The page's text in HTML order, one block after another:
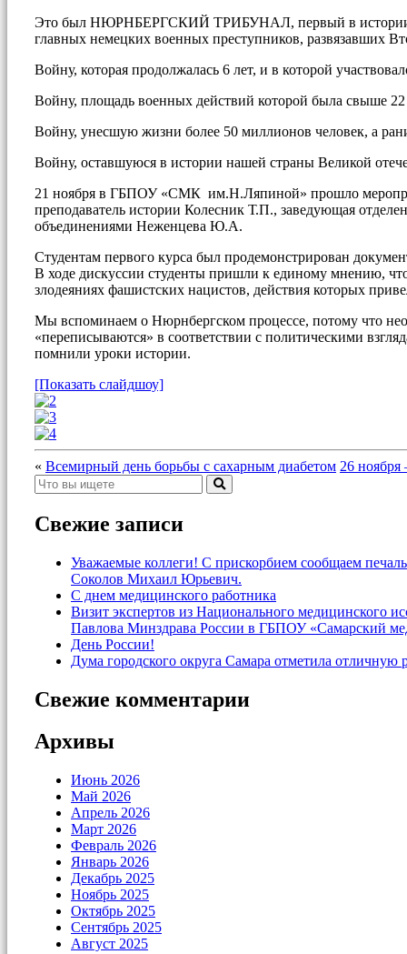
Это был НЮРНБЕРГСКИЙ ТРИБУНАЛ, первый в истории
главных немецких военных преступников, развязавших
Войну, которая продолжалась 6 лет, и в которой
Войну, площадь военных действий которой была свыше
Войну, унесшую жизни более 50 миллионов человек, а
Войну, оставшуюся в истории нашей страны Великой
21 ноября в ГБПОУ «СМК им.Н.Ляпиной» прошло
преподаватель истории Колесник Т.П., заведующая
объединениями Неженцева Ю.А.
Студентам первого курса был продемонстрирован
В ходе дискуссии студенты пришли к единому мнению,
злодеяниях фашистских нацистов, действия которых
Мы вспоминаем о Нюрнбергском процессе, потому что
«переписываются» в соответствии с политическими
помнили уроки истории.
[Показать слайдшоу]
« Всемирный день борьбы с сахарным диабетом 26 ноября
Свежие записи
Уважаемые коллеги! С прискорбием сообщаем
Соколов Михаил Юрьевич.
С днем медицинского работника
Визит экспертов из Национального
Павлова Минздрава России в ГБПОУ «Самарский
День России!
Дума городского округа Самара отметила
Свежие комментарии
Архивы
Июнь 2026
Май 2026
Апрель 2026
Март 2026
Февраль 2026
Январь 2026
Декабрь 2025
Ноябрь 2025
Октябрь 2025
Сентябрь 2025
Август 2025